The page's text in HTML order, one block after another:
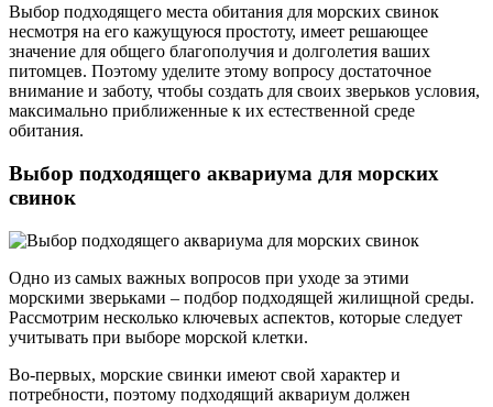
Выбор подходящего места обитания для морских свинок
несмотря на его кажущуюся простоту, имеет решающее
значение для общего благополучия и долголетия ваших
питомцев. Поэтому уделите этому вопросу достаточное
внимание и заботу, чтобы создать для своих зверьков условия,
максимально приближенные к их естественной среде
обитания.
Выбор подходящего аквариума для морских
свинок
Одно из самых важных вопросов при уходе за этими
морскими зверьками – подбор подходящей жилищной среды.
Рассмотрим несколько ключевых аспектов, которые следует
учитывать при выборе морской клетки.
Во-первых, морские свинки имеют свой характер и
потребности, поэтому подходящий аквариум должен